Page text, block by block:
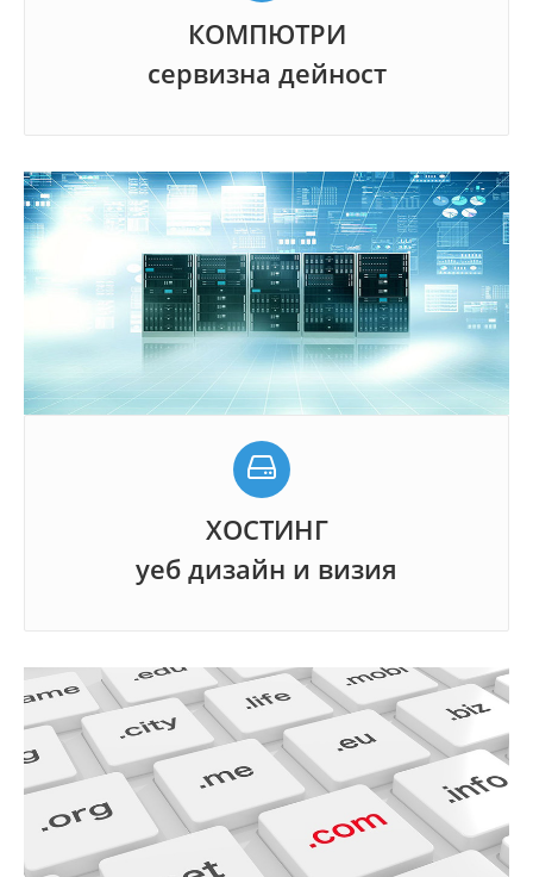
КОМПЮТРИ
сервизна дейност
ХОСТИНГ
уеб дизайн и визия